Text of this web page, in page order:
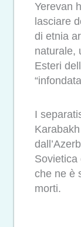
Yerevan
lasciare
di etnia
naturale,
Esteri
I
Sovietica
che ne è
morti.